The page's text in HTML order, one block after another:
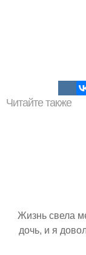
Читайте также
Жизнь свела
дочь, и я